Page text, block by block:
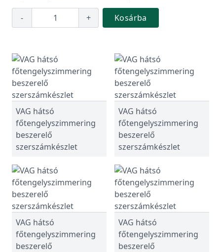
- + Kosárba
VAG hátsó
főtengelyszimmering
beszerelő
szerszámkészlet
VAG hátsó
főtengelyszimmering
beszerelő
szerszámkészlet
VAG hátsó
főtengelyszimmering
beszerelő
VAG hátsó
főtengelyszimmering
beszerelő